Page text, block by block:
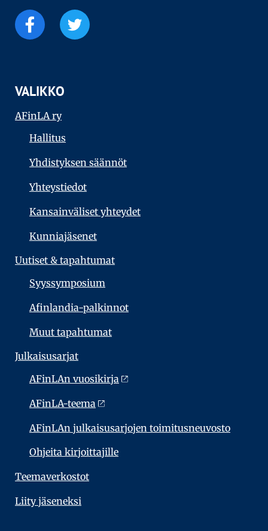
VALIKKO
AFinLA ry
Hallitus
Yhdistyksen säännöt
Yhteystiedot
Kansainväliset yhteydet
Kunniajäsenet
Uutiset & tapahtumat
Syyssymposium
Afinlandia-palkinnot
Muut tapahtumat
Julkaisu­sarjat
AFinLAn vuosikirja
AFinLA-teema
AFinLAn julkaisusarjojen toimitusneuvosto
Ohjeita kirjoittajille
Teema­verkostot
Liity jäseneksi